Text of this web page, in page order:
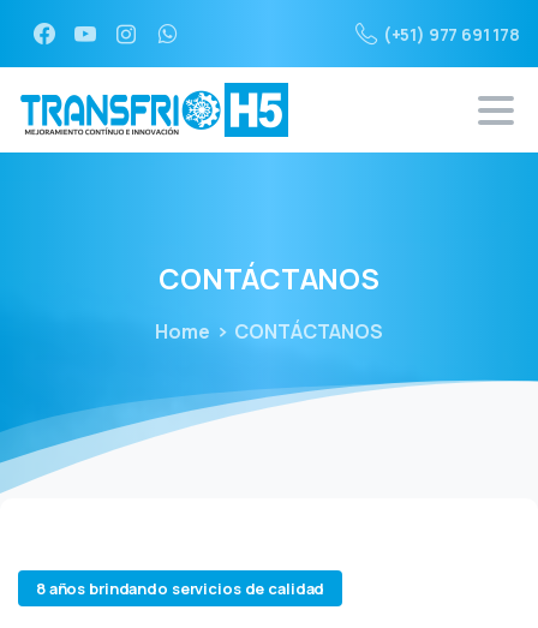
(+51) 977 691 178
CONTÁCTANOS
Home CONTÁCTANOS
8 años brindando servicios de calidad